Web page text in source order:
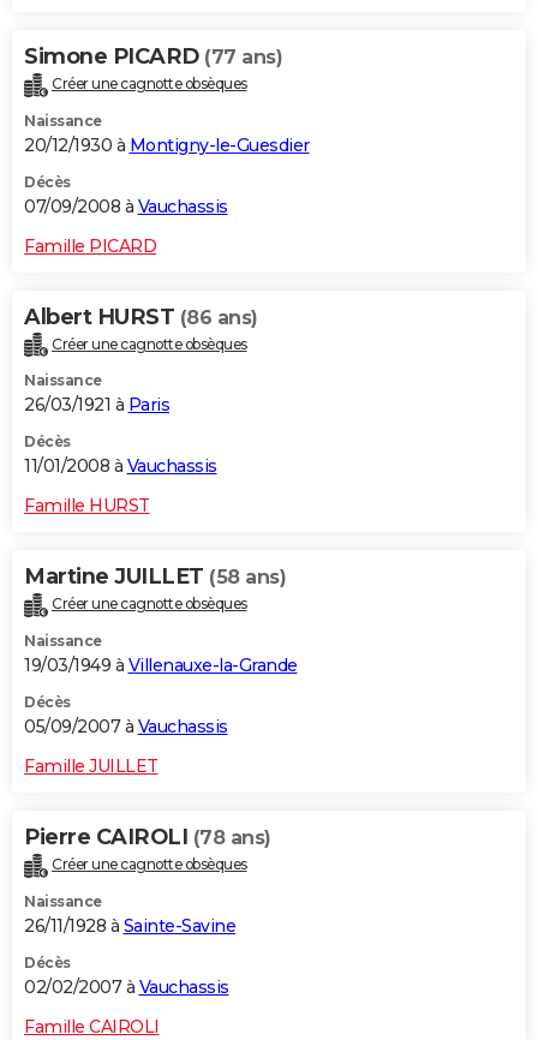
Simone PICARD (77 ans)
Créer une cagnotte obsèques
Naissance
20/12/1930 à Montigny-le-Guesdier
Décès
07/09/2008 à Vauchassis
Famille PICARD
Albert HURST (86 ans)
Créer une cagnotte obsèques
Naissance
26/03/1921 à Paris
Décès
11/01/2008 à Vauchassis
Famille HURST
Martine JUILLET (58 ans)
Créer une cagnotte obsèques
Naissance
19/03/1949 à Villenauxe-la-Grande
Décès
05/09/2007 à Vauchassis
Famille JUILLET
Pierre CAIROLI (78 ans)
Créer une cagnotte obsèques
Naissance
26/11/1928 à Sainte-Savine
Décès
02/02/2007 à Vauchassis
Famille CAIROLI